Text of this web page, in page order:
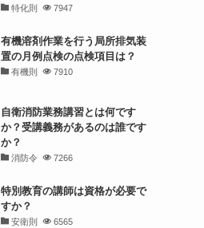
特化則 7947
有機溶剤作業を行う局所排気装
置の月例点検の点検項目は？
有機則 7910
自衛消防業務講習とは何です
か？受講義務があるのは誰です
か？
消防令 7266
特別教育の講師は資格が必要で
すか？
安衛則 6565